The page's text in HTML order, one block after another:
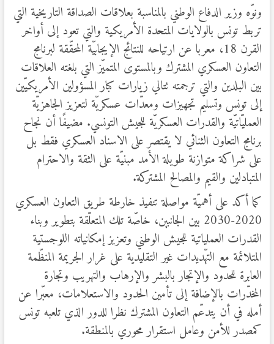
ونوّه وزير الدفاع الوطني بالمناسبة بعلاقات الصداقة التاريخية التي
تربط تونس بالولايات المتحدة الأمريكية والتي تعود إلى أواخر
القرن 18، معربا عن ارتياحه للنتائج الإيجابيّة المحقّقة لبرنامج
التعاون العسكري المشترك وبالمستوى المتميّز التي بلغته العلاقات
بين البلدين والتي ترجمته تتالي زيارات كبار المسؤولين الأمريكيّين
إلى تونس وتسليم تجهيزات ومعدّات عسكريّة لتعزيز الجاهزيّة
العمليّاتيّة والقدرات العسكريّة للجيش التونسي. مضيفًا أن نجاح
برنامج التعاون الثنائي لا يقتصر على الاسناد العسكري فقط بل
على شراكة متوازنة طويلة الأمد مبنيّة على الثقة والاحترام
المتبادلين والقيم والمصالح المشتركة.
كما أكد على أهميّة مواصلة تنفيذ خارطة طريق التعاون العسكري
2020-2030 بين الجانبين، خاصّة تلك المتعلّقة بتطوير وبناء
القدرات العملياتية للجيش الوطني وتعزيز إمكانياته اللوجستية
المتلائمة مع التهّديدات غير التقليدية على غرار الجريمة المنظّمة
العابرة للحدود والإتجار بالبشر والإرهاب والتهريب وتجارة
المخدّرات بالإضافة إلى تأمين الحدود والاستعلامات، معبّرا عن
أمله في أن يتدعّم التعاون المشترك نظرا للدور الذي تلعبه تونس
كمصدر للأمن وعامل استقرار محوري بالمنطقة.